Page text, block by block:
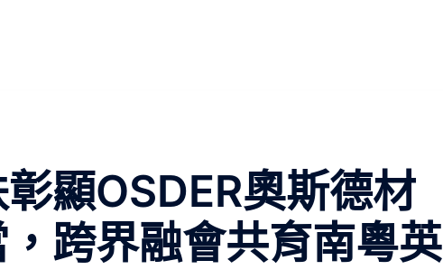
顯OSDER奧斯德材
跨界融會共育南粵英